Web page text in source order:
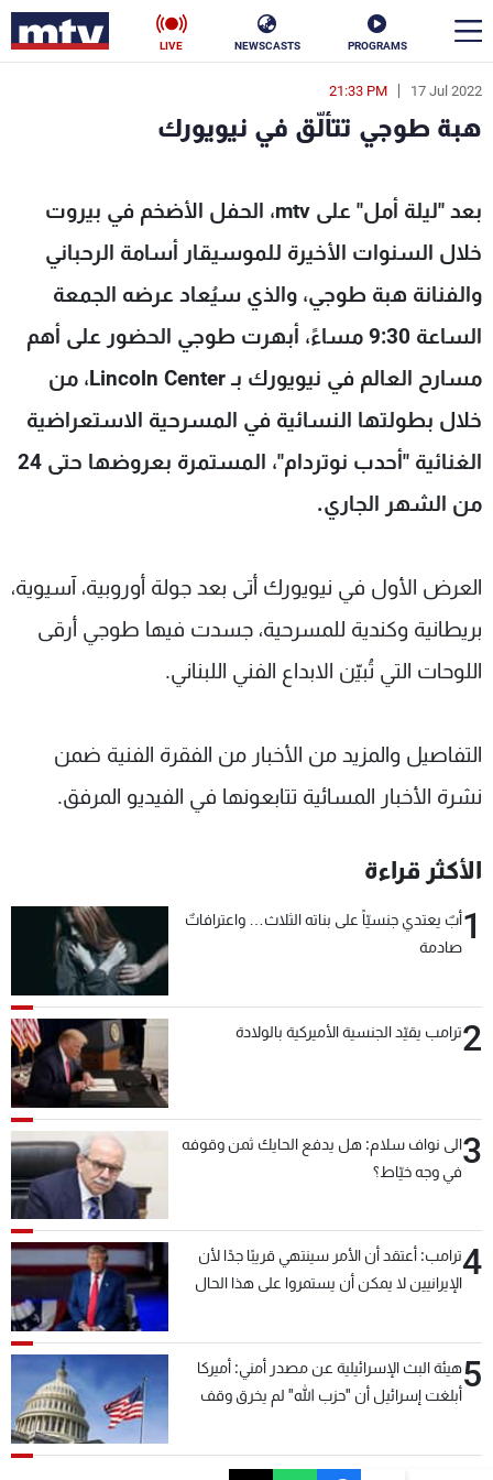
PROGRAMS
NEWSCASTS
LIVE
17 Jul 2022
21:33 PM
هبة طوجي تتألّق في نيويورك
بعد "ليلة أمل" على mtv، الحفل الأضخم في بيروت
خلال السنوات الأخيرة للموسيقار أسامة الرحباني
والفنانة هبة طوجي، والذي سيُعاد عرضه الجمعة
الساعة 9:30 مساءً، أبهرت طوجي الحضور على أهم
مسارح العالم في نيويورك بـ Lincoln Center، من
خلال بطولتها النسائية في المسرحية الاستعراضية
الغنائية "أحدب نوتردام"، المستمرة بعروضها حتى 24
من الشهر الجاري.
العرض الأول في نيويورك أتى بعد جولة أوروبية، آسيوية،
بريطانية وكندية للمسرحية، جسدت فيها طوجي أرقى
اللوحات التي تُبيّن الابداع الفني اللبناني.
التفاصيل والمزيد من الأخبار من الفقرة الفنية ضمن
نشرة الأخبار المسائية تتابعونها في الفيديو المرفق.
الأكثر قراءة
1أبٌ يعتدي جنسيّاً على بناته الثلاث… واعترافاتٌ
صادمة
2ترامب يقيّد الجنسية الأميركية بالولادة
3الى نواف سلام: هل يدفع الحايك ثمن وقوفه
في وجه خيّاط؟
4ترامب: أعتقد أن الأمر سينتهي قريبًا جدًا لأن
الإيرانيين لا يمكن أن يستمروا على هذا الحال
5هيئة البث الإسرائيلية عن مصدر أمني: أميركا
أبلغت إسرائيل أن "حزب الله" لم يخرق وقف
en
الأخبار
سياسة ناس
إقتصاد فن
منوعات رياضة
البرامج
شاهد البرامج
الإنـتـاج
لاعلاناتكم
وظائف
تواصل معنا
شروط الإسـتخدام
سياسة الخصوصية